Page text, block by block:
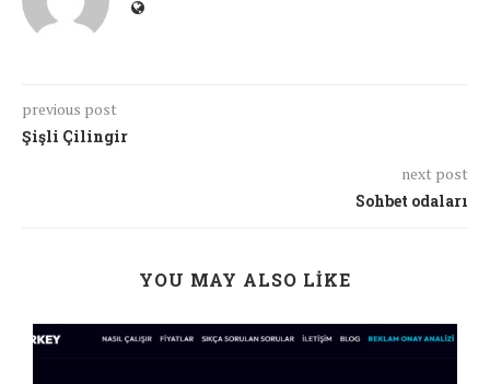
previous post
Şişli Çilingir
next post
Sohbet odaları
YOU MAY ALSO LIKE